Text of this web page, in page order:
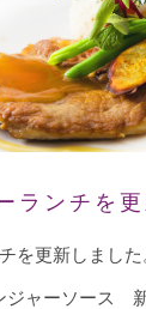
ランチを
を更新しました
ャーソース 新